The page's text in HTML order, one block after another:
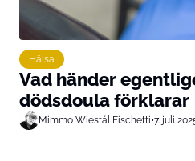
Hälsa
Vad händer
dödsdoula förklarar
Mimmo Wiestål Fischetti•7. juli